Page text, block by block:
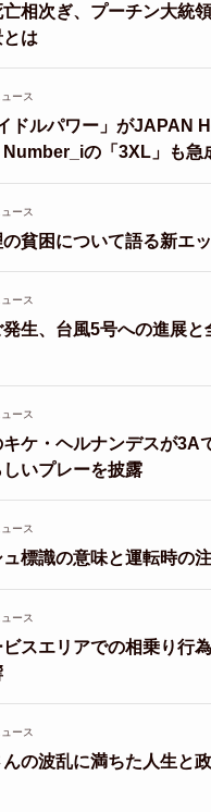
亡相次ぎ、プーチン大統
は
ュース
ドルパワー」がJAPAN
の「3XL」も急
ュース
貧困について語る新エ
ュース
生、台風5号への進展と
ュース
キケ・ヘルナンデスが3A
いプレーを披露
ュース
標識の意味と運転時の
ュース
スエリアでの相乗り行
ュース
の波乱に満ちた人生と